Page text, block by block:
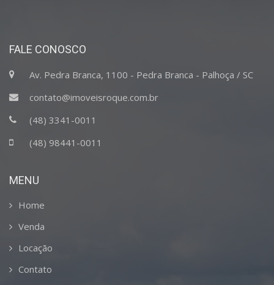
FALE CONOSCO
Av. Pedra Branca, 1100 - Pedra Branca - Palhoça / SC
contato@imoveisroque.com.br
(48) 3341-0011
(48) 98441-0011
MENU
Home
Venda
Locação
Contato